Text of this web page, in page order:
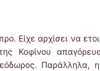
Είχε αρχίσει να
Κοφίνου
Παράλληλα, η